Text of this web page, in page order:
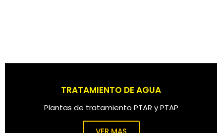
TRATAMIENTO DE AGUA
Plantas de tratamiento PTAR y PTAP